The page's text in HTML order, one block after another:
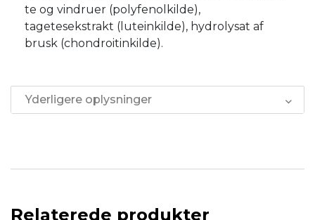
te og vindruer (polyfenolkilde),
tagetesekstrakt (luteinkilde), hydrolysat af
brusk (chondroitinkilde).
Yderligere oplysninger
Relaterede produkter